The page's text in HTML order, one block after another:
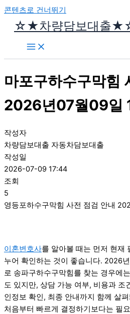
콘텐츠로 건너뛰기
☆★차량담보대출
마포구하수구막힘
2026년07월09일
작성자
차량담보대출 자동차담보대출
작성일
2026-07-09 17:44
조회
5
영등포하수구막힘 사전 점검 안내
이혼변호사를 알아볼 때는 먼저 현재
누어 확인하는 것이 좋습니다. 2026
로 송파구하수구막힘를 찾는 경우에
도 있지만, 상담 가능 여부, 비용과 조
인정보 확인, 최종 안내까지 함께 살
처음부터 빠르게 결정하기보다는 필